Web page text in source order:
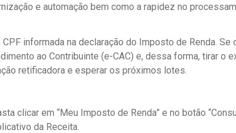
e automação bem como a rapidez no
informada na declaração do Imposto de Renda. Se
ao Contribuinte (e-CAC) e, dessa forma, tirar o
retificadora e esperar os próximos lotes.
clicar em “Meu Imposto de Renda” e no botão
da Receita.